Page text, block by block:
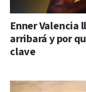
Enner Valencia
arribará y por
clave